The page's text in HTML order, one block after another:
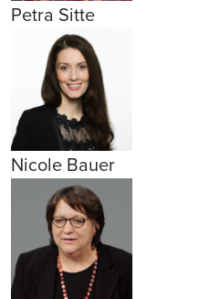
Petra Sitte
Nicole Bauer